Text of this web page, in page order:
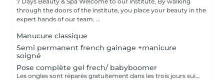
through the doors of the institute, you place your beauty in the
expert hands of our team. ...
Manucure classique
Semi permanent french gainage +manicure
soigné
Pose complète gel frech/ babyboomer
Les ongles sont réparés gratuitement dans les trois jours suivant le service ! A partir du quatrième jour la prestation est payante.